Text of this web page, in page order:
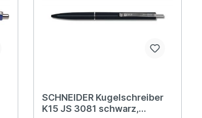
SCHNEIDER Kugelschreiber
K15 JS 3081 schwarz,